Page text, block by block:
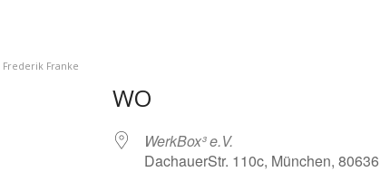
Frederik Franke
WO
WerkBox³ e.V.
DachauerStr. 110c, München, 80636